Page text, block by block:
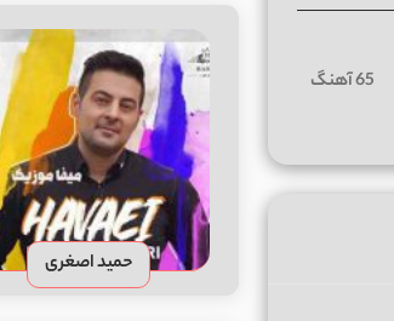
حمید اصغری
65 آهنگ